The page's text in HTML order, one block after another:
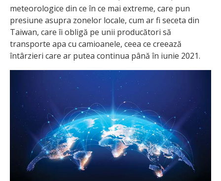
meteorologice din ce în ce mai extreme, care pun
presiune asupra zonelor locale, cum ar fi seceta din
Taiwan, care îi obligă pe unii producători să
transporte apa cu camioanele, ceea ce creează
întârzieri care ar putea continua până în iunie 2021.